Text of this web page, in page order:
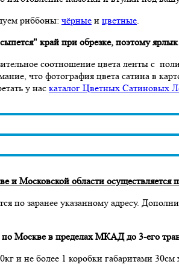
риббоны: чёрные и цветные
край при обрезке, поэтому ярлык
соотношение цвета ленты с
что фотография цвета сатина в
у нас каталог Цветных Сатиновых
и Московской области осуществляется
по заранее указанному адресу.
Москве в пределах МКАД до 3-его
и не более 1 коробки габаритами